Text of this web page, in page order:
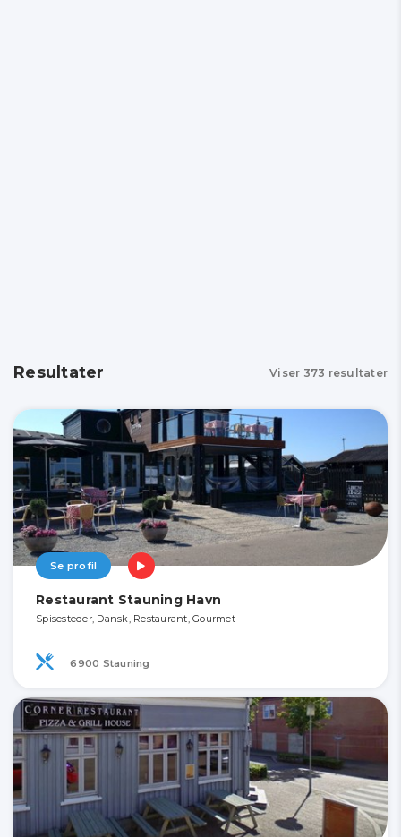
Resultater Viser 373 resultater
Se profil
Restaurant Stauning Havn
Spisesteder, Dansk, Restaurant, Gourmet
6900 Stauning